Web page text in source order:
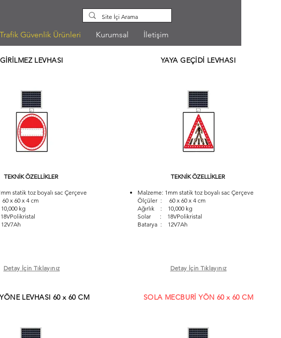
Trafik Güvenlik Ürünleri Kurumsal İletişim
GİRİLMEZ LEVHASI
TEKNİK ÖZELLİKLER
statik toz boyalı sac Çerçeve
x 60 x 4 cm
kg
Detay İçin Tıklayınız
YAYA GEÇİDİ LEVHASI
TEKNİK ÖZELLİKLER
Malzeme: 1mm statik toz boyalı sac Çerçeve
Ölçüler : 60 x 60 x 4 cm
Ağırlık : 10,000 kg
Solar : 18VPolikristal
Batarya : 12V7Ah
Detay İçin Tıklayınız
LEVHASI 60 x 60 CM SOLA MECBURİ YÖN 60 x 60 CM